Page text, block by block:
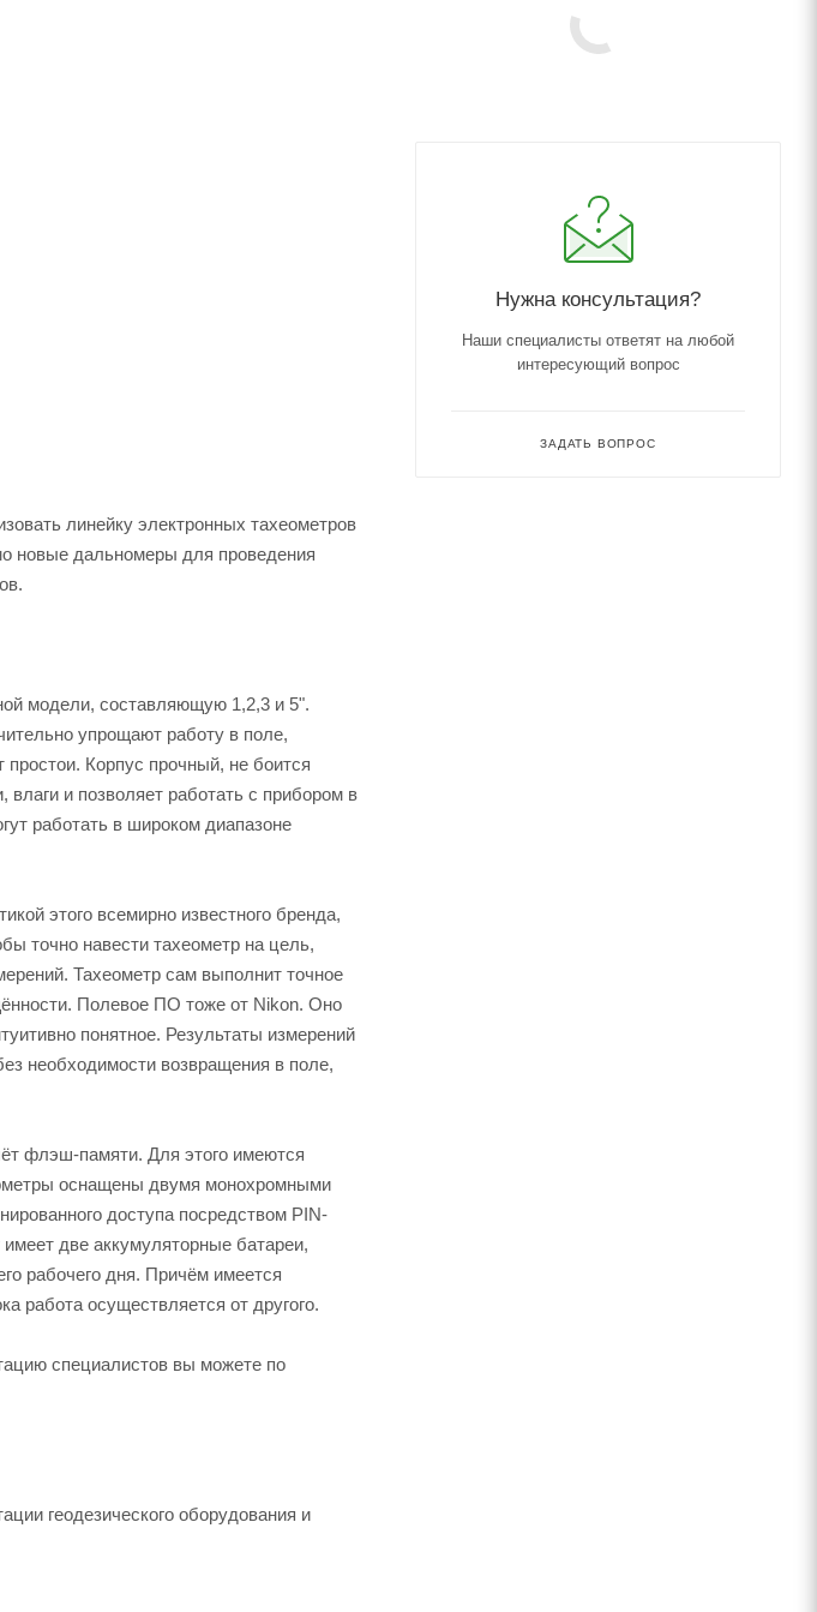
линейку электронных тахеометров
новые дальномеры для проведения
модели, составляющую 1,2,3 и 5".
упрощают работу в поле,
Корпус прочный, не боится
и позволяет работать с прибором в
работать в широком диапазоне
этого всемирно известного бренда,
точно навести тахеометр на цель,
Тахеометр сам выполнит точное
Полевое ПО тоже от Nikon. Оно
понятное. Результаты измерений
необходимости возвращения в поле,
флэш-памяти. Для этого имеются
оснащены двумя монохромными
доступа посредством PIN-
две аккумуляторные батареи,
рабочего дня. Причём имеется
работа осуществляется от другого.
специалистов вы можете по
геодезического оборудования и
Нужна консультация?
Наши специалисты ответят на любой
интересующий вопрос
ЗАДАТЬ ВОПРОС